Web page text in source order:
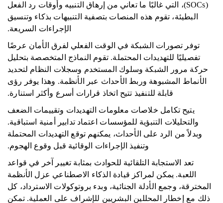
(SOCs)، التي غالبًا ما تعاني من إرهاق التنبيه وأوقات رد الفعل
البطيئة، تقوم هذه المنصات بتصفية التنبيهات بذكاء وتنسيق
الإجراءات السريعة.
توفر تصورات الشبكة في الوقت الفعلي لفرق الأمان عرضًا
تفصيليًا للتهديدات المحتملة. تقوم النماذج المتخصصة بتحليل
حركة مرور الشبكة وسلوك المستخدم وسجلات النظام لتحديد
الأنماط المشبوهة وربط الأحداث عبر الأنظمة. وهذا يوفر رؤى
قابلة للتنفيذ تتيح اتخاذ قرارات أسرع وأكثر استنارة.
يتيح تكامل خلاصات معلومات التهديدات وتقييمات الضعف
والتحليلات التنبؤية للمؤسسات اعتماد تدابير أمنية استباقية.
وبدلاً من الرد على الأحداث، يمكنهم توقع التهديدات المحتملة
وتنفيذ الإجراءات الوقائية قبل وقوع الهجوم.
تعد الاستجابة التلقائية للحوادث بمثابة تغيير آخر في قواعد
اللعبة. يمكن لمراكز قيادة الذكاء الاصطناعي عزل الأنظمة
المخترقة، وجمع الأدلة الجنائية، وبدء بروتوكولات الاسترداد، كل
ذلك مع إخطار المحللين البشريين للإشراف على العملية. تمكن